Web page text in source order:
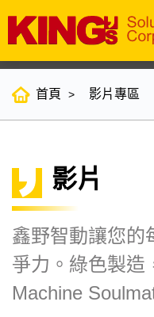
首頁 影片專區
影片
鑫野智動讓您的
爭力。綠色製造
Machine